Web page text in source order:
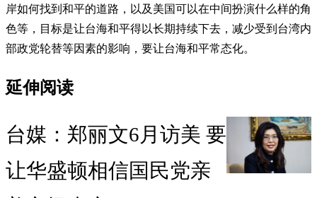
岸如何找到和平的道路，以及美国可以在中间扮演什么样的角
色等，目标是让台海和平得以长期持续下去，减少受到台湾内
部政党轮替等因素的影响，要让台海和平常态化。
延伸阅读
台媒：郑丽文6月访美 要
让华盛顿相信国民党亲